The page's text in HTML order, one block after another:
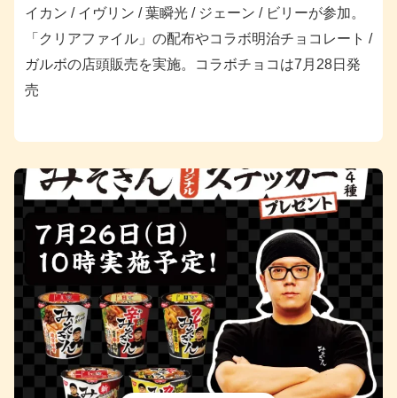
イカン / イヴリン / 葉瞬光 / ジェーン / ビリーが参加。
「クリアファイル」の配布やコラボ明治チョコレート /
ガルボの店頭販売を実施。コラボチョコは7月28日発
売